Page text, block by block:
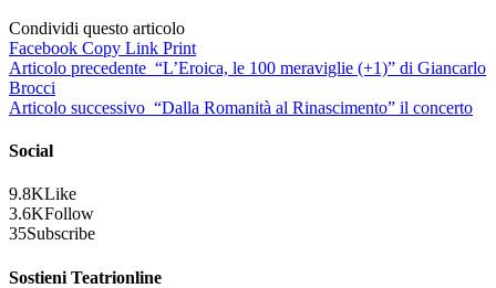
Condividi questo articolo
Facebook Copy Link Print
Articolo precedente “L’Eroica, le 100 meraviglie (+1)” di Giancarlo
Brocci
Articolo successivo “Dalla Romanità al Rinascimento” il concerto
Social
9.8KLike
3.6KFollow
35Subscribe
Sostieni Teatrionline